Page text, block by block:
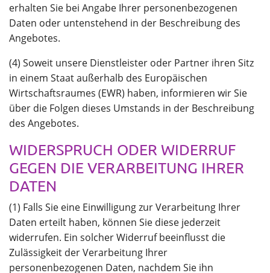
erhalten Sie bei Angabe Ihrer personenbezogenen
Daten oder untenstehend in der Beschreibung des
Angebotes.
(4) Soweit unsere Dienstleister oder Partner ihren Sitz
in einem Staat außerhalb des Europäischen
Wirtschaftsraumes (EWR) haben, informieren wir Sie
über die Folgen dieses Umstands in der Beschreibung
des Angebotes.
WIDERSPRUCH ODER WIDERRUF
GEGEN DIE VERARBEITUNG IHRER
DATEN
(1) Falls Sie eine Einwilligung zur Verarbeitung Ihrer
Daten erteilt haben, können Sie diese jederzeit
widerrufen. Ein solcher Widerruf beeinflusst die
Zulässigkeit der Verarbeitung Ihrer
personenbezogenen Daten, nachdem Sie ihn